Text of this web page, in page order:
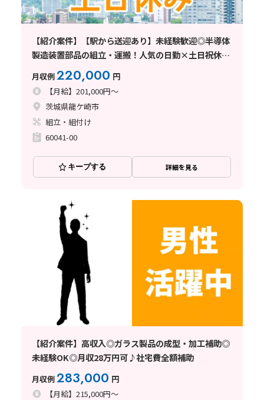
【紹介案件】【駅から送迎あり】未経験歓迎◎半導体
製造装置部品の組立・運搬！人気の日勤×土日祝休み
月収例220,000 円
【月給】201,000円～
茨城県龍ケ崎市
組立・組付け
60041-00
キープする 詳細を見る
【紹介案件】高収入◎ガラス製品の成型・加工補助◎
未経験OK◎月収28万円可♪社宅費全額補助
月収例283,000 円
【月給】215,000円～